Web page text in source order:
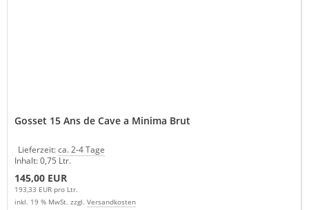
Gosset 15 Ans de Cave a Minima Brut
Lieferzeit:ca. 2-4 Tage
Inhalt: 0,75 Ltr.
145,00 EUR
193,33 EUR pro Ltr.
inkl. 19 % MwSt. zzgl. Versandkosten